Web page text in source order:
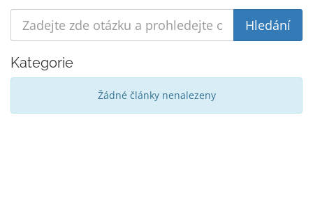
Kategorie
Žádné články nenalezeny